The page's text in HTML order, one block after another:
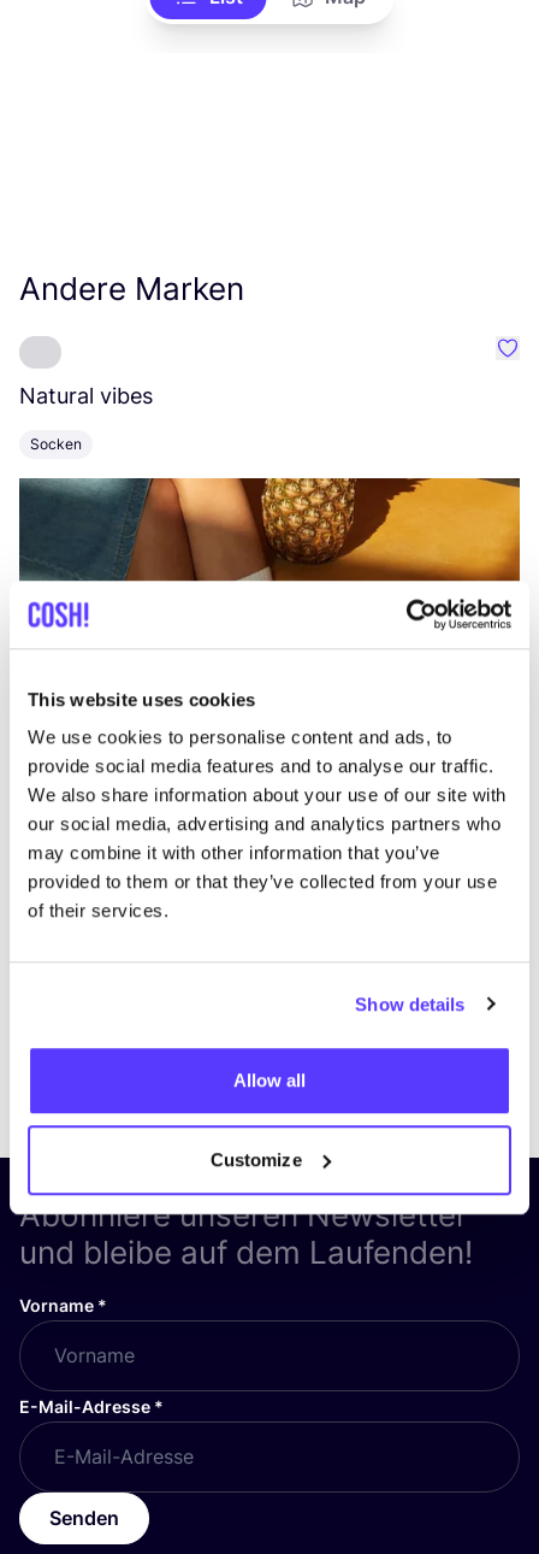
This website uses cookies
We use cookies to personalise content and ads, to
provide social media features and to analyse our traffic.
We also share information about your use of our site with
our social media, advertising and analytics partners who
may combine it with other information that you’ve
provided to them or that they’ve collected from your use
of their services.
Show details
Allow all
Customize
Andere Marken
Natural vibes
Socken
Abonniere unseren Newsletter
und bleibe auf dem Laufenden!
Vorname *
E-Mail-Adresse *
Senden